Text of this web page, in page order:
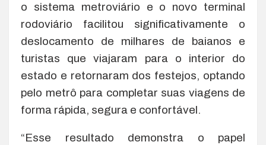
o sistema metroviário e o novo terminal
rodoviário facilitou significativamente o
deslocamento de milhares de baianos e
turistas que viajaram para o interior do
estado e retornaram dos festejos, optando
pelo metrô para completar suas viagens de
forma rápida, segura e confortável.
“Esse resultado demonstra o papel